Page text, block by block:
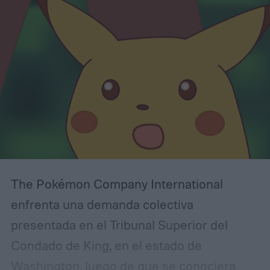
The Pokémon Company International
enfrenta una demanda colectiva
presentada en el Tribunal Superior del
Condado de King, en el estado de